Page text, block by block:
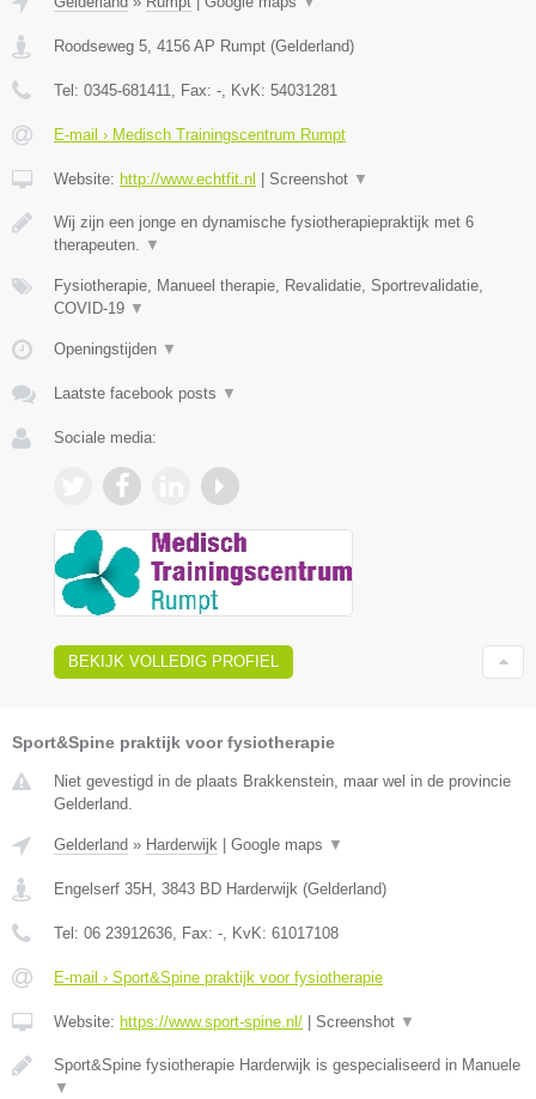
Roodseweg 5, 4156 AP Rumpt (Gelderland)
Tel: 0345-681411, Fax: -, KvK: 54031281
E-mail › Medisch Trainingscentrum Rumpt
Website: http://www.echtfit.nl Screenshot ▼
Wij zijn een jonge en dynamische fysiotherapiepraktijk met 6
therapeuten. ▼
Fysiotherapie, Manueel therapie, Revalidatie, Sportrevalidatie,
COVID-19 ▼
Openingstijden ▼
Laatste facebook posts ▼
Sociale media:
BEKIJK VOLLEDIG PROFIEL
Sport&Spine praktijk voor fysiotherapie
Niet gevestigd in de plaats Brakkenstein, maar wel in de provincie
Gelderland.
Gelderland » Harderwijk | Google maps ▼
Engelserf 35H 3843 BD Harderwijk (Gelderland)
Tel: 06 23912636 , Fax: - , KvK: 61017108
E-mail › Sport&Spine praktijk voor fysiotherapie
Website: https://www.sport-spine.nl/ | Screenshot ▼
Sport&Spine fysiotherapie Harderwijk is gespecialiseerd in Manuele
▼